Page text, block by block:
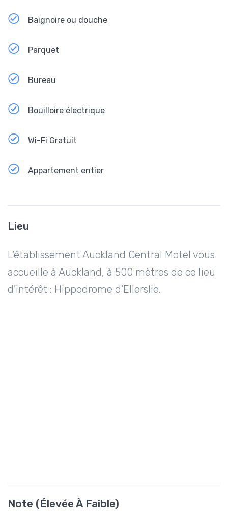
Baignoire ou douche
Parquet
Bureau
Bouilloire électrique
Wi-Fi Gratuit
Appartement entier
Lieu
L’établissement Auckland Central Motel vous
accueille à Auckland, à 500 mètres de ce lieu
d’intérêt : Hippodrome d'Ellerslie.
Note (élevée À Faible)